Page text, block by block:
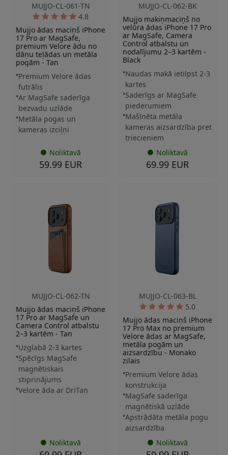
MUJJO-CL-061-TN
4.8
Mujjo ādas maciņš iPhone
17 Pro ar MagSafe,
premium Velore ādu no
dāņu teļādas un metāla
pogām - Tan
Premium Velore ādas
futrālis
Ar MagSafe saderīga
bezvadu uzlāde
Metāla pogas un
kameras izciļņi
Noliktavā
59.99 EUR
MUJJO-CL-062-BK
Mujjo makiņmaciņš no
velūra ādas iPhone 17 Pro
ar MagSafe, Camera
Control atbalstu un
nodalījumu 2–3 kartēm -
Black
Naudas makā ietilpst 2-3
kartes
Saderīgs ar MagSafe
piederumiem
Mašīnēta metāla
kameras aizsardzība pret
triecieniem
Noliktavā
69.99 EUR
MUJJO-CL-062-TN
Mujjo ādas maciņš iPhone
17 Pro ar MagSafe un
Camera Control atbalstu
2–3 kartēm - Tan
Uzglabā 2-3 kartes
Spēcīgs MagSafe
magnētiskais
stiprinājums
Velore āda ar DriTan
Noliktavā
MUJJO-CL-063-BL
5.0
Mujjo ādas maciņš iPhone
17 Pro Max no premium
Velore ādas ar MagSafe,
metāla pogām un
aizsardzību - Monako
zilais
Premium Velore ādas
konstrukcija
MagSafe saderīga
magnētiskā uzlāde
Apstrādāta metāla pogu
aizsardzība
Noliktavā